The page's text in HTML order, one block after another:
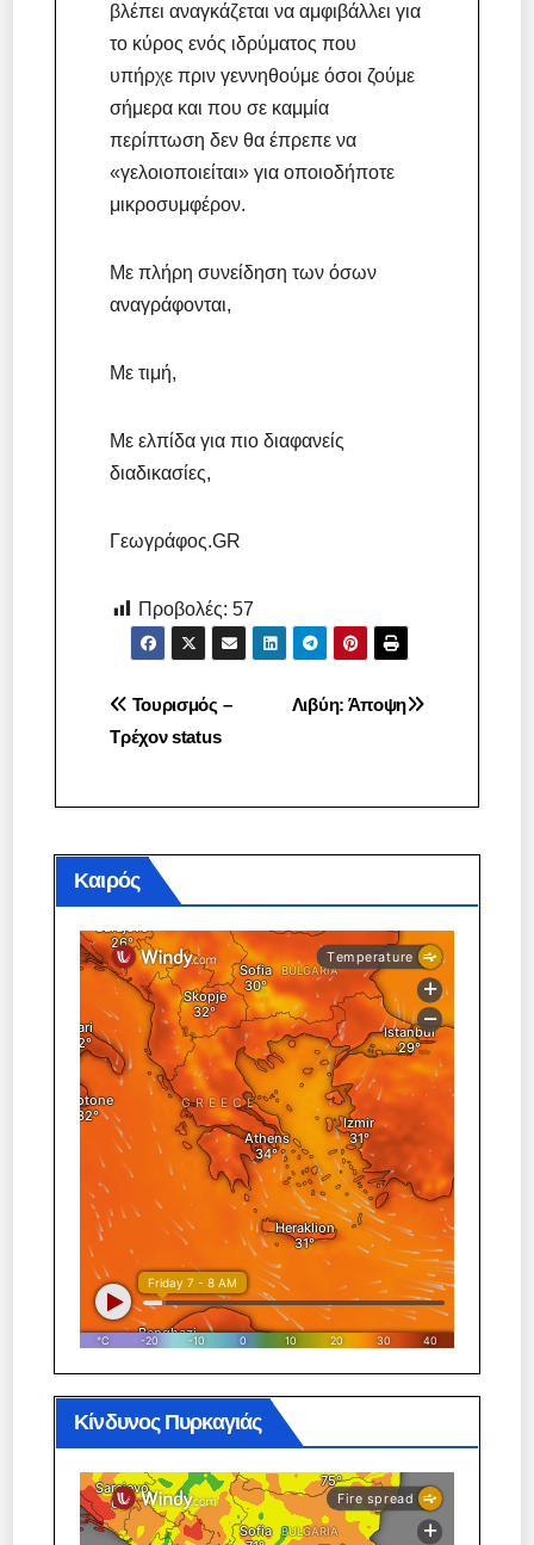
βλέπει αναγκάζεται να αμφιβάλλει για
το κύρος ενός ιδρύματος που
υπήρχε πριν γεννηθούμε όσοι ζούμε
σήμερα και που σε καμμία
περίπτωση δεν θα έπρεπε να
«γελοιοποιείται» για οποιοδήποτε
μικροσυμφέρον.
Με πλήρη συνείδηση των όσων
αναγράφονται,
Με τιμή,
Με ελπίδα για πιο διαφανείς
διαδικασίες,
Γεωγράφος.GR
Προβολές: 57
Πλοήγηση
άρθρων
Λιβύη: Άποψη
Τουρισμός –
Τρέχον status
Καιρός
Κίνδυνος Πυρκαγιάς